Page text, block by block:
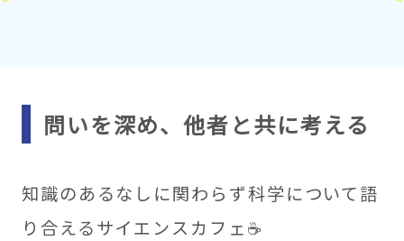
問いを深め、他者と共に考える
知識のあるなしに関わらず科学について語
り合えるサイエンスカフェ☕